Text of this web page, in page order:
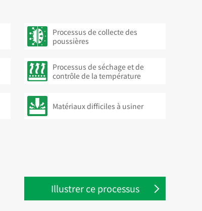
Processus de collecte des
poussières
Processus de séchage et de
contrôle de la température
Matériaux difficiles à usiner
Illustrer ce processus